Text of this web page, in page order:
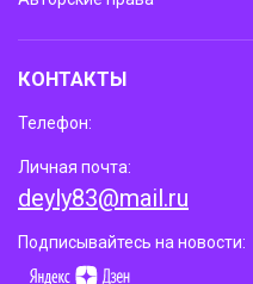
КОНТАКТЫ
Телефон:
Личная почта:
deyly83@mail.ru
Подписывайтесь на новости: